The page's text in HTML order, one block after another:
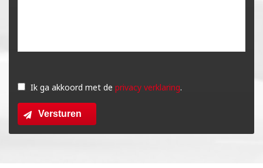
dit
veld
leeg
Ik ga akkoord met de privacy verklaring.
Versturen